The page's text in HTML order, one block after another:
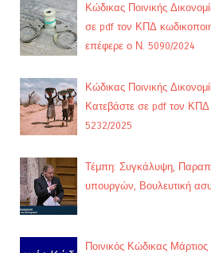
Κώδικας Ποινικής
σε pdf τον ΚΠΔ
επέφερε ο Ν. 5090/2024
Κώδικας Ποινικής
Κατεβάστε σε pdf τον ΚΠΔ
5232/2025
Τέμπη: Συγκάλυψη,
υπουργών, Βουλευτική
Ποινικός Κώδικας